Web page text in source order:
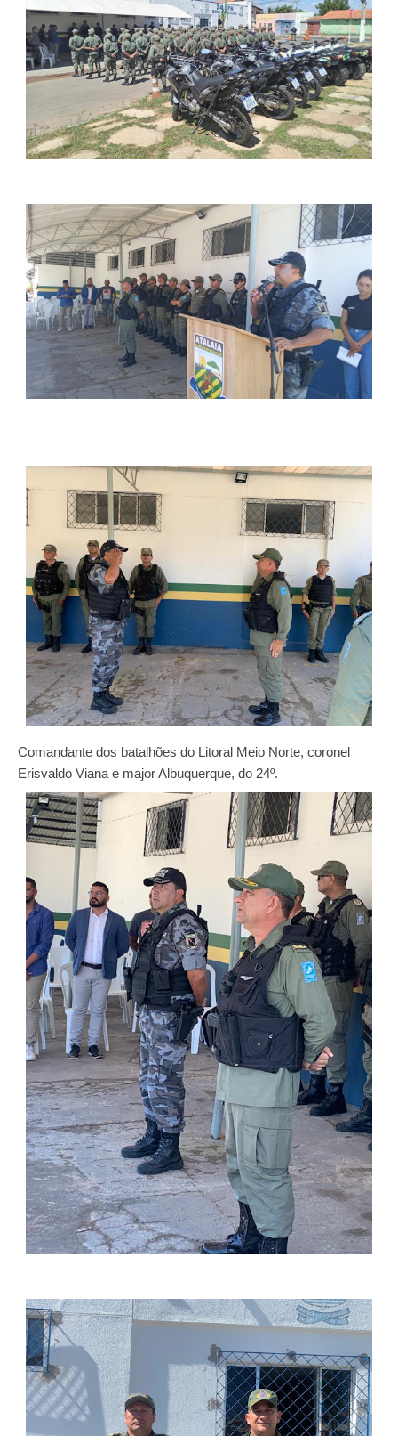
Comandante dos batalhões do Litoral Meio Norte, coronel
Erisvaldo Viana e major Albuquerque, do 24º.